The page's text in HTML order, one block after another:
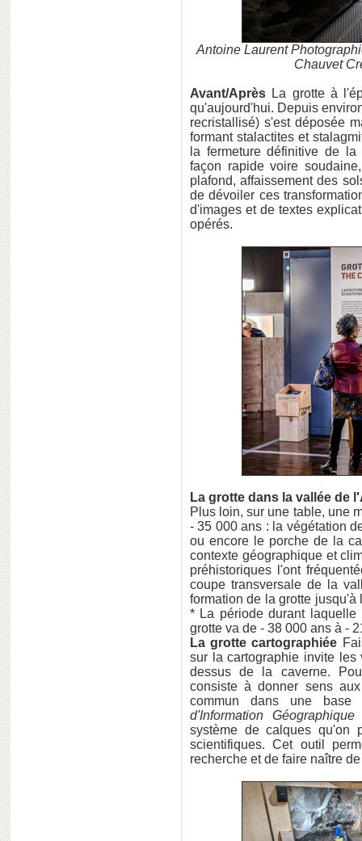
Antoine Laurent
Chauvet
Avant/Après La grotte à
qu'aujourd'hui. Depuis
recristallisé) s'est déposée
formant stalactites et
la fermeture définitive de la
façon rapide voire
plafond, affaissement des
de dévoiler ces
d'images et de textes
opérés.
La grotte dans la vallée de
Plus loin, sur une table, une
- 35 000 ans : la végétation
ou encore le porche de la
contexte géographique et
préhistoriques l'ont
coupe transversale de la
formation de la grotte jusqu'à
* La période durant laquelle
grotte va de - 38 000 ans à -
La grotte cartographiée
sur la cartographie invite
dessus de la caverne.
consiste à donner sens
commun dans une
d'Information Géographique
système de calques qu'on
scientifiques. Cet outil
recherche et de faire naître